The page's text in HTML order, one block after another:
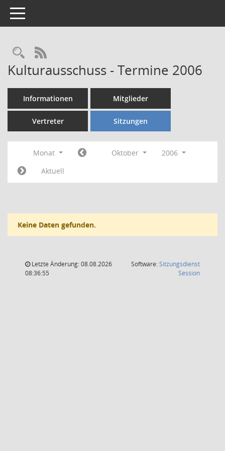
Toggle navigation
Rechercheauswahl
RSS-Feed
Kulturausschuss - Termine 2006
Informationen Mitglieder
Vertreter Sitzungen
Monat Oktober
2006
Aktuell
Keine Daten gefunden.
Letzte Änderung: 08.08.2026
08:36:55
Software:Sitzungsdienst
Session(Wird in